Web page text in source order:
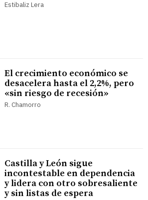
Estibaliz Lera
El crecimiento económico se
desacelera hasta el 2,2%, pero
«sin riesgo de recesión»
R. Chamorro
Castilla y León sigue
incontestable en dependencia
y lidera con otro sobresaliente
y sin listas de espera